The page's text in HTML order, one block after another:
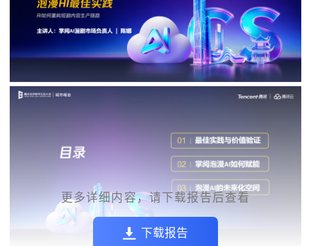
更多详细内容，请下载报告后查看
下载报告